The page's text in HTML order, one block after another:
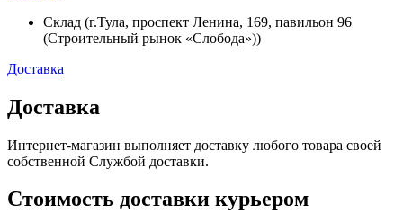
Склад (г.Тула, проспект Ленина, 169, павильон 96
(Строительный рынок «Слобода»))
Доставка
Доставка
Интернет-магазин выполняет доставку любого товара своей
собственной Службой доставки.
Стоимость доставки курьером